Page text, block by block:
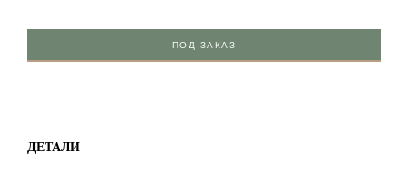
ПОД ЗАКАЗ
ДЕТАЛИ